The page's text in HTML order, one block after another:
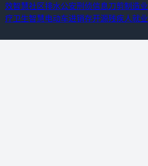
效智慧社区排水公安刑侦信息刀剪制造业
疗卫生智慧电动车进销存开源残疾人就业